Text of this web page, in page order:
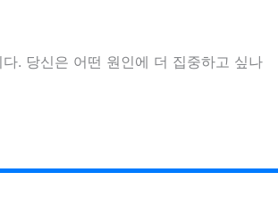
. 당신은 어떤 원인에 더 집중하고 싶나